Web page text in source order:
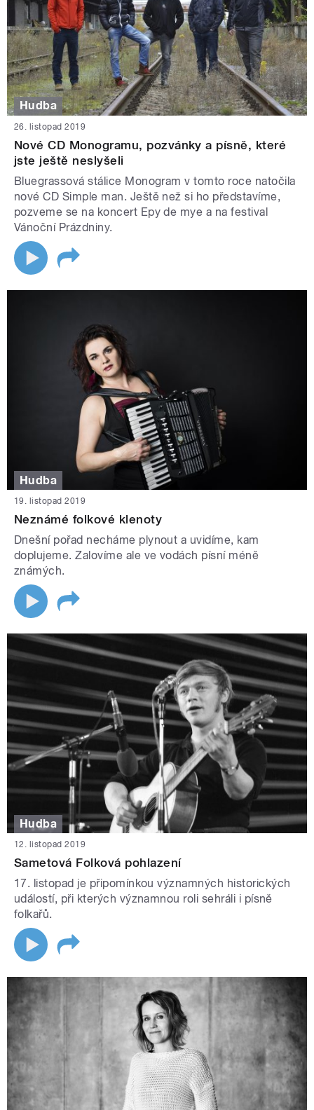
Hudba
26. listopad 2019
Nové CD Monogramu, pozvánky a písně, které
jste ještě neslyšeli
Bluegrassová stálice Monogram v tomto roce natočila
nové CD Simple man. Ještě než si ho představíme,
pozveme se na koncert Epy de mye a na festival
Vánoční Prázdniny.
Hudba
19. listopad 2019
Neznámé folkové klenoty
Dnešní pořad necháme plynout a uvidíme, kam
doplujeme. Zalovíme ale ve vodách písní méně
známých.
Hudba
12. listopad 2019
Sametová Folková pohlazení
17. listopad je připomínkou významných historických
událostí, při kterých významnou roli sehráli i písně
folkařů.